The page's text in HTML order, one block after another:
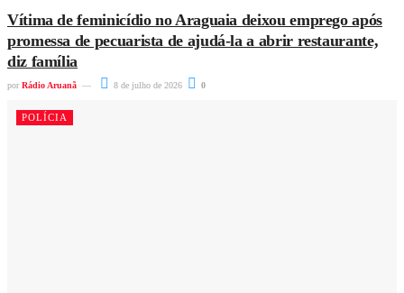
Vítima de feminicídio no Araguaia deixou emprego após
promessa de pecuarista de ajudá-la a abrir restaurante,
diz família
por Rádio Aruanã 8 de julho de 2026 0
POLÍCIA